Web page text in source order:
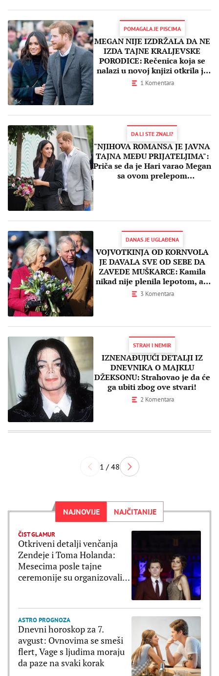
POMAGALA JE PISCIMA
MEGAN NIJE IZDRŽALA DA NE
IZDA TAJNE KRALJEVSKE
PORODICE: Rečenica koja se
nalazi u novoj knjizi otkrila je
sve!
1 Komentara
DA LI STE ZNALI?
"NJIHOVA ROMANSA JE JAVNA
TAJNA MEĐU PRIJATELJIMA":
Priča se da je Hari varao Megan
sa ovom prelepom
DANAS JE UGLAĐENA
VOJVOTKINJA OD KORNVOLA
JE DAVALA SVE OD SEBE DA
ZAVEDE MUŠKARCE: Kamila
nikad nije plenila lepotom, ali
je imala cilj!
3 Komentara
STRAH I NEMIR
IZNENAĐUJUĆI DETALJI IZ
DNEVNIKA O MAJKLU
DŽEKSONU: Strahovao je da će
ga ubiti zbog ove stvari!
2 Komentara
1 / 48
NAJNOVIJE NAJČITANIJE
ČIST GLAMUR
Otkriveni detalji venčanja
Zendeje i Toma Holanda:
Mesecima posle tajne
ceremonije su organizovali
ASTRO PROGNOZA
Dnevni horoskop za 7.
avgust: Ovnovima se smeši
flert, Vage s ljudima moraju
da paze na svaki korak